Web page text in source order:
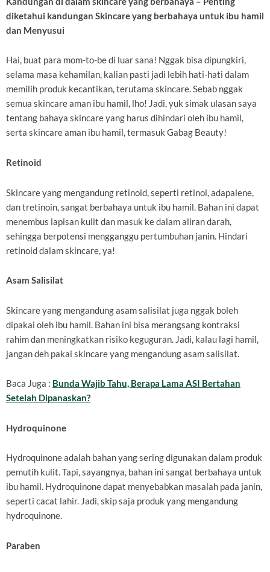
diketahui kandungan Skincare yang berbahaya untuk ibu hamil
dan Menyusui
Hai, buat para mom-to-be di luar sana! Nggak bisa dipungkiri,
selama masa kehamilan, kalian pasti jadi lebih hati-hati dalam
memilih produk kecantikan, terutama skincare. Sebab nggak
semua skincare aman ibu hamil, lho! Jadi, yuk simak ulasan saya
tentang bahaya skincare yang harus dihindari oleh ibu hamil,
serta skincare aman ibu hamil, termasuk Gabag Beauty!
Retinoid
Skincare yang mengandung retinoid, seperti retinol, adapalene,
dan tretinoin, sangat berbahaya untuk ibu hamil. Bahan ini dapat
menembus lapisan kulit dan masuk ke dalam aliran darah,
sehingga berpotensi mengganggu pertumbuhan janin. Hindari
retinoid dalam skincare, ya!
Asam Salisilat
Skincare yang mengandung asam salisilat juga nggak boleh
dipakai oleh ibu hamil. Bahan ini bisa merangsang kontraksi
rahim dan meningkatkan risiko keguguran. Jadi, kalau lagi hamil,
jangan deh pakai skincare yang mengandung asam salisilat.
Baca Juga : Bunda Wajib Tahu, Berapa Lama ASI Bertahan
Setelah Dipanaskan?
Hydroquinone
Hydroquinone adalah bahan yang sering digunakan dalam produk
pemutih kulit. Tapi, sayangnya, bahan ini sangat berbahaya untuk
ibu hamil. Hydroquinone dapat menyebabkan masalah pada janin,
seperti cacat lahir. Jadi, skip saja produk yang mengandung
hydroquinone.
Paraben